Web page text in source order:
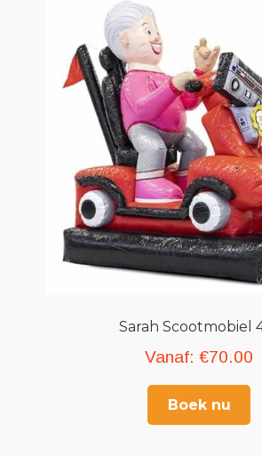
Sarah Scootmobiel
Vanaf: €70.00
Boek nu